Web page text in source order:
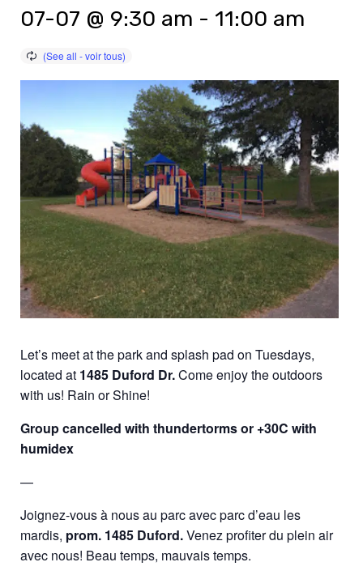
07-07 @ 9:30 am - 11:00 am
Let’s meet at the park and splash pad on Tuesdays,
located at 1485 Duford Dr.Come enjoy the outdoors
with us! Rain or Shine!
Group cancelled with thundertorms or +30C with
humidex
—
Joignez-vous à nous au parc avec parc d’eau les
mardis, prom. 1485 Duford.Venez profiter du plein air
avec nous! Beau temps, mauvais temps.